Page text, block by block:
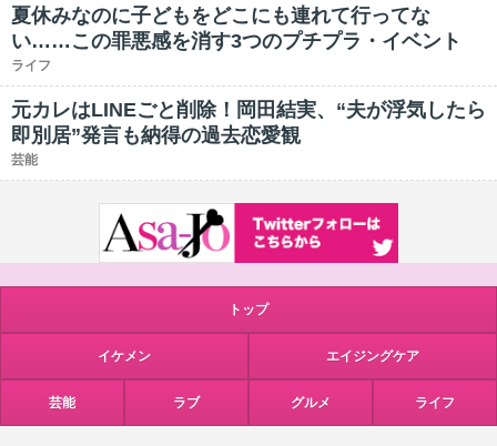
夏休みなのに子どもをどこにも連れて行ってな
い……この罪悪感を消す3つのプチプラ・イベント
ライフ
元カレはLINEごと削除！岡田結実、“夫が浮気したら
即別居”発言も納得の過去恋愛観
芸能
トップ
イケメン エイジングケア
芸能 ラブ グルメ ライフ